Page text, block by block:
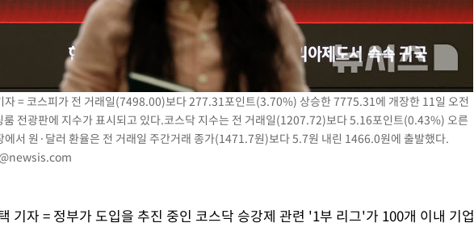
환…1.09% 오른 6365.07 개장
미니버스 폭발.. 14명 부상, 3명은 중
39도 '폭염중대경보'
물들"과 대치로 남부 케슘섬에서 두차
제…파생제품 15% 관세, 120일 후 발
지 행정명령 서명
…나스닥 0.06%↓
자 = 코스피가 전 거래일(7498.00)보다 277.31포인트(3.70%) 상승한 7775.31에 개장한 11일 오전
룸 전광판에 지수가 표시되고 있다.코스닥 지수는 전 거래일(1207.72)보다 5.16포인트(0.43%) 오른
서 원·달러 환율은 전 거래일 주간거래 종가(1471.7원)보다 5.7원 내린 1466.0원에 출발했다.
기자 = 정부가 도입을 추진 중인 코스닥 승강제 관련 '1부 리그'가 100개 이내 기업